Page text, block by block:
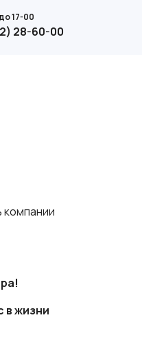
17-00
28-60-00
компании
в жизни